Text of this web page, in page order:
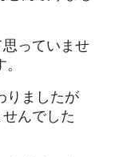
っていませ
りましたが
んでした